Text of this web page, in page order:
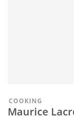
COOKING
Maurice